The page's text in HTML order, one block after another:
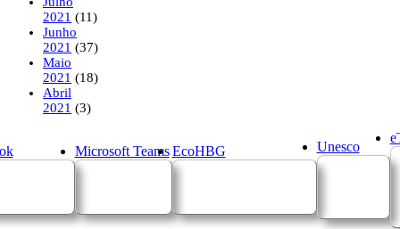
2021 (11)
Junho
2021 (37)
Maio
2021 (18)
Abril
2021 (3)
Microsoft Teams EcoHBG Unesco